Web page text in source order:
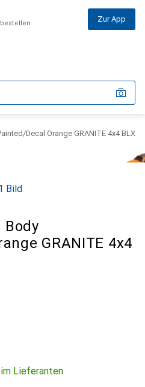
Zur App
Decal Orange GRANITE 4x4 BLX
Bild
Body
GRANITE 4x4
Lieferanten